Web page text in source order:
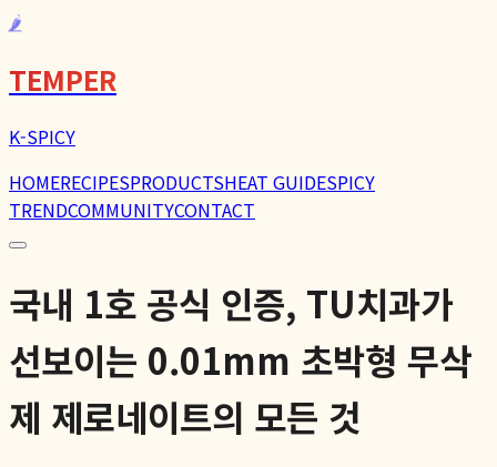
🌶️
TEMPER
K-SPICY
HOMERECIPESPRODUCTSHEAT GUIDESPICY
TRENDCOMMUNITYCONTACT
국내 1호 공식 인증, TU치과가
선보이는 0.01mm 초박형 무삭
제 제로네이트의 모든 것